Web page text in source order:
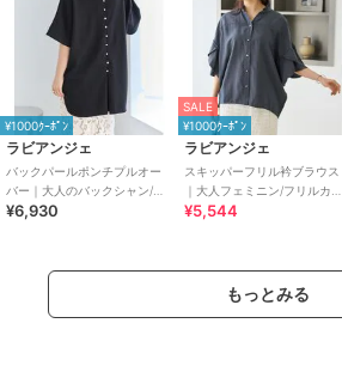
¥1000ｸｰﾎﾟﾝ
ラビアンジェ
バックパールポンチプルオー
バー｜大人のバックシャン/ラ
ウンドヘム/上品見え/楽ちんキ
¥6,930
SALE
¥1000ｸｰﾎﾟﾝ
ラビアンジェ
スキッパーフリル衿ブラウス
｜大人フェミニン/フリルカラ
ー/パール釦/フレアスリーブ/V
¥5,544
もっとみる